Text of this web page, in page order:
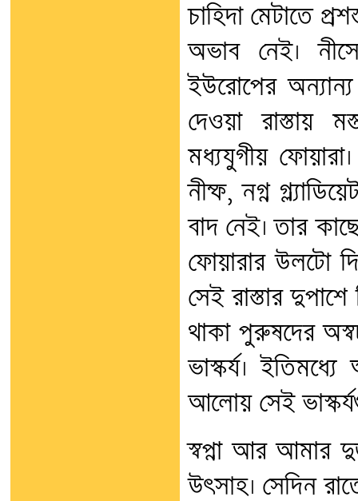
চাহিদা মেটাতে
অভাব নেই।
ইউরোপের
দেওয়া রাস্তায়
মধ্যযুগীয়
নীম্ফ, নগ্ন
বাদ নেই। তার
ফোয়ারার উলটো
সেই রাস্তার
থাকা পুরুষদের
ভাস্কর্য।
আলোয় সেই
স্বপ্না আর আমার
উত্সাহ। সেদিন